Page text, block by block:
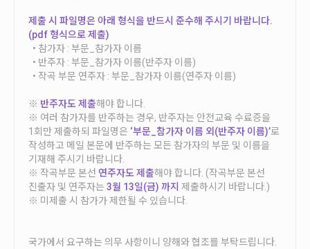
제출 시 파일명은 아래 형식을 반드시 준수해 주시기 바랍니다.
(pdf 형식으로 제출)
• 참가자 : 부문_참가자 이름
• 반주자 : 부문_참가자 이름(반주자 이름)
• 작곡 부문 연주자 : 부문_참가자 이름(연주자 이름)
※ 반주자도 제출해야 합니다.
※ 여러 참가자를 반주하는 경우, 반주자는 안전교육 수료증을
1회만 제출하되 파일명은 ‘부문_참가자 이름 외(반주자 이름)’로
작성하고 메일 본문에 반주하는 모든 참가자의 부문 및 이름을
기재해 주시기 바랍니다.
※ 작곡부문 본선 연주자도 제출해야 합니다. (작곡부문 본선
진출자 및 연주자는 3월 13일(금) 까지 제출하시기 바랍니다.)
※ 미제출 시 참가가 제한될 수 있습니다.
국가에서 요구하는 의무 사항이니 양해와 협조를 부탁드립니다.